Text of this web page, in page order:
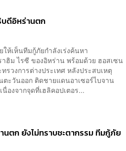
บดีอิหร่านตก
ห้เห็นทีมกู้ภัยกำลังเร่งค้นหา
ฮิม ไรซี ของอิหร่าน พร้อมด้วย ฮอสเซน
รวงการต่างประเทศ หลังประสบเหตุ
ตะวันออก ติดชายแดนอาเซอร์ไบจาน
องจากจุดที่เฮลิคอปเตอร...
นตก ยังไม่ทราบชะตากรรม ทีมกู้ภัย